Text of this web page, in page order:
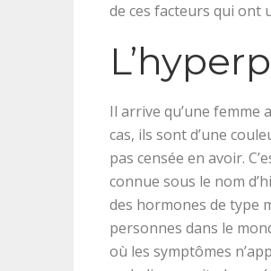
de ces facteurs qui ont
Il arrive qu’une
cas, ils sont d’une
pas censée en avoir.
connue sous le nom
des hormones de type
personnes dans le
où les symptômes